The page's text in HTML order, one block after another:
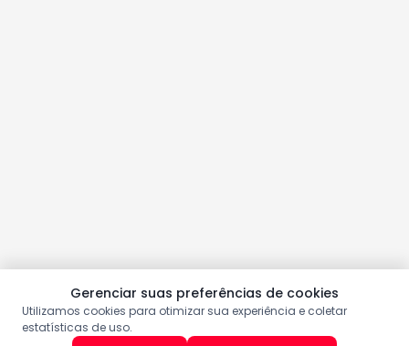
Gerenciar suas preferências de cookies
Utilizamos cookies para otimizar sua experiência e coletar
estatísticas de uso.